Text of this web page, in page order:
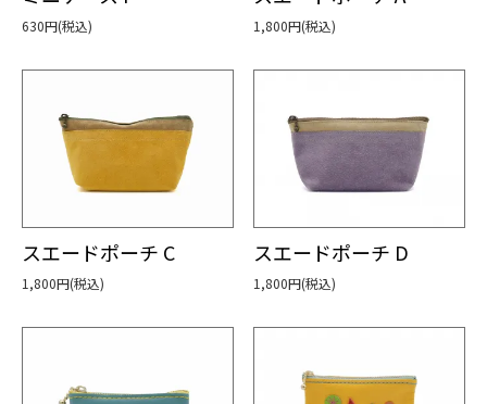
630円(税込) 1,800円(税込)
スエードポーチ C
1,800円(税込)
スエードポーチ D
1,800円(税込)